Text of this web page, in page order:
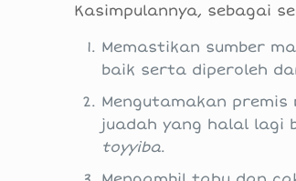
Kasimpulannya, sebagai
Memastikan sumber
baik serta diperoleh
Mengutamakan
juadah yang halal lagi
toyyiba.